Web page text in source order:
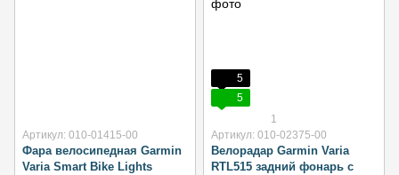
Артикул: 010-01415-00
Фара велосипедная Garmin
Varia Smart Bike Lights
5
5
1
Артикул: 010-02375-00
Велорадар Garmin Varia
RTL515 задний фонарь с